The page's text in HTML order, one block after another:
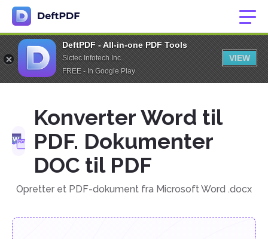
DeftPDF - All-in-one PDF Tools
Sictec Infotech Inc.
FREE - In Google Play
VIEW
Konverter Word til
PDF. Dokumenter
DOC til PDF
Opretter et PDF-dokument fra Microsoft Word .docx